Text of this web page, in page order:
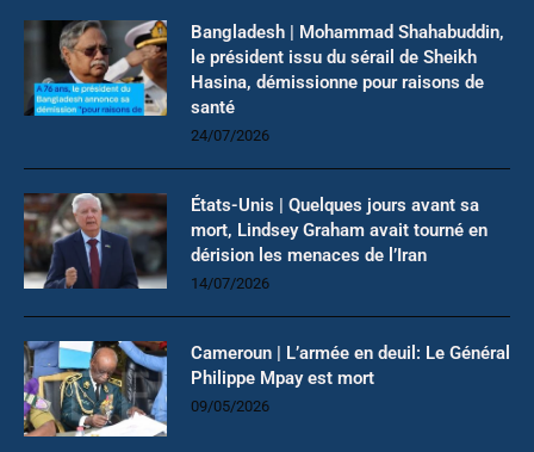
Bangladesh | Mohammad Shahabuddin,
le président issu du sérail de Sheikh
Hasina, démissionne pour raisons de
santé
24/07/2026
États-Unis | Quelques jours avant sa
mort, Lindsey Graham avait tourné en
dérision les menaces de l’Iran
14/07/2026
Cameroun | L’armée en deuil: Le Général
Philippe Mpay est mort
09/05/2026